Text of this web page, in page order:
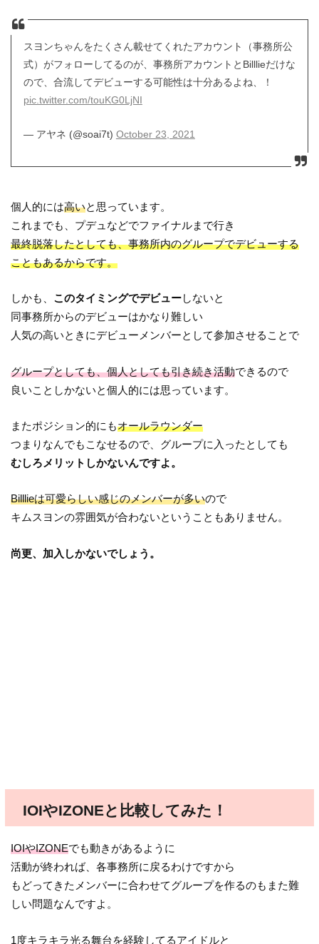
スヨンちゃんをたくさん載せてくれたアカウント（事務所公
式）がフォローしてるのが、事務所アカウントとBilllieだけな
ので、合流してデビューする可能性は十分あるよね、！
pic.twitter.com/touKG0LjNI
— アヤネ (@soai7t) October 23, 2021
個人的には高いと思っています。
これまでも、プデュなどでファイナルまで行き
最終脱落したとしても、事務所内のグループでデビューする
こともあるからです。
しかも、 このタイミングでデビューしないと
同事務所からのデビューはかなり難しい
人気の高いときにデビューメンバーとして参加させることで
グループとしても、個人としても引き続き活動できるので
良いことしかないと個人的には思っています。
またポジション的にもオールラウンダー
つまりなんでもこなせるので、グループに入ったとしても
むしろメリットしかないんですよ。
Billlieは可愛らしい感じのメンバーが多いので
キムスヨンの雰囲気が合わないということもありません。
尚更、加入しかないでしょう。
IOIやIZONEと比較してみた！
IOIやIZONEでも動きがあるように
活動が終われば、各事務所に戻るわけですから
もどってきたメンバーに合わせてグループを作るのもまた難
しい問題なんですよ。
1度キラキラ光る舞台を経験してるアイドルと